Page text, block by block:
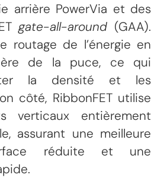
arrière PowerVia et des
gate-all-around (GAA).
routage de l’énergie en
de la puce, ce qui
la densité et les
côté, RibbonFET utilise
verticaux entièrement
assurant une meilleure
réduite et une